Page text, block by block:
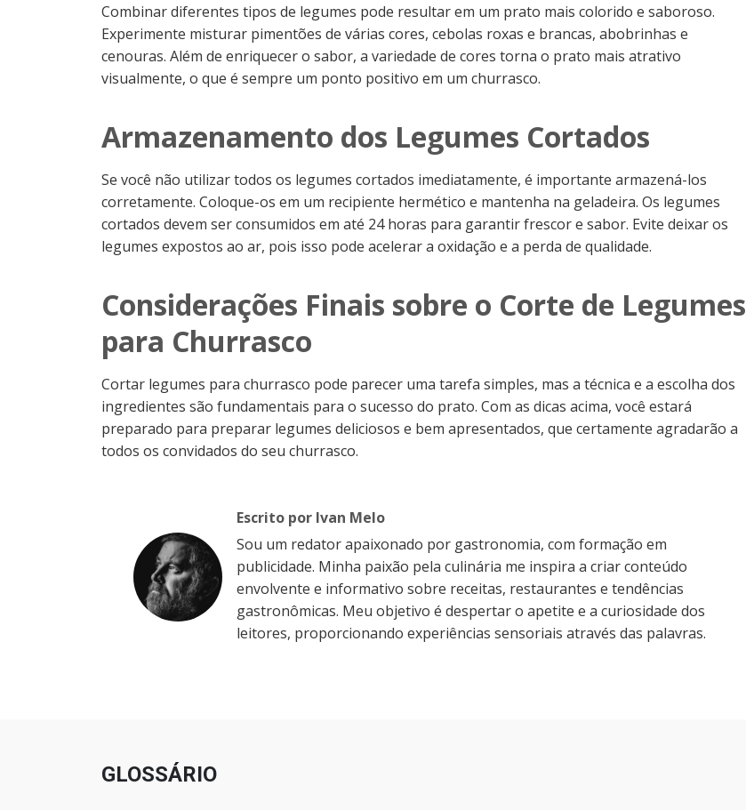
Combinar diferentes tipos de legumes pode resultar em um prato mais colorido e saboroso.
Experimente misturar pimentões de várias cores, cebolas roxas e brancas, abobrinhas e
cenouras. Além de enriquecer o sabor, a variedade de cores torna o prato mais atrativo
visualmente, o que é sempre um ponto positivo em um churrasco.
Armazenamento dos Legumes Cortados
Se você não utilizar todos os legumes cortados imediatamente, é importante armazená-los
corretamente. Coloque-os em um recipiente hermético e mantenha na geladeira. Os legumes
cortados devem ser consumidos em até 24 horas para garantir frescor e sabor. Evite deixar os
legumes expostos ao ar, pois isso pode acelerar a oxidação e a perda de qualidade.
Considerações Finais sobre o Corte de Legumes
para Churrasco
Cortar legumes para churrasco pode parecer uma tarefa simples, mas a técnica e a escolha dos
ingredientes são fundamentais para o sucesso do prato. Com as dicas acima, você estará
preparado para preparar legumes deliciosos e bem apresentados, que certamente agradarão a
todos os convidados do seu churrasco.
Escrito por Ivan Melo
Sou um redator apaixonado por gastronomia, com formação em
publicidade. Minha paixão pela culinária me inspira a criar conteúdo
envolvente e informativo sobre receitas, restaurantes e tendências
gastronômicas. Meu objetivo é despertar o apetite e a curiosidade dos
leitores, proporcionando experiências sensoriais através das palavras.
GLOSSÁRIO